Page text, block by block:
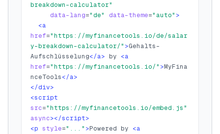
breakdown-calculator"
data-lang="de" data-theme=" auto" >
<a
href="https://myfinancetools.io/de/salar
y-breakdown-calculator/" >Gehalts-
Aufschlüsselung</a> by <a
href="https://myfinancetools.io/" >MyFina
nceTools</a>
</div>
<script
src="https://myfinancetools.io/embed.js"
async></script>
<p style="..." >Powered by <a